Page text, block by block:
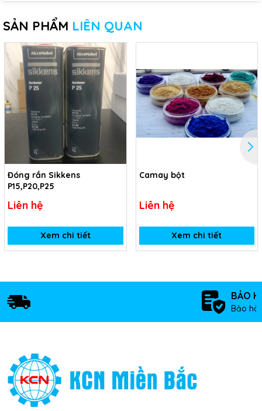
SẢN PHẨM LIÊN QUAN
Đóng rắn Sikkens
P15,P20,P25
Liên hệ
Xem chi tiết
Camay bột
Liên hệ
Xem chi tiết
BẢO
Bảo